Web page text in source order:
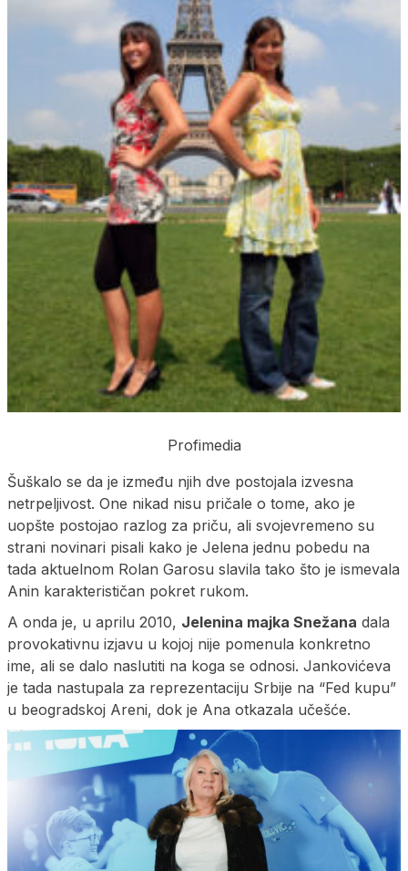
Profimedia
Šuškalo se da je između njih dve postojala izvesna
netrpeljivost. One nikad nisu pričale o tome, ako je
uopšte postojao razlog za priču, ali svojevremeno su
strani novinari pisali kako je Jelena jednu pobedu na
tada aktuelnom Rolan Garosu slavila tako što je ismevala
Anin karakterističan pokret rukom.
A onda je, u aprilu 2010, Jelenina majka Snežana dala
provokativnu izjavu u kojoj nije pomenula konkretno
ime, ali se dalo naslutiti na koga se odnosi. Jankovićeva
je tada nastupala za reprezentaciju Srbije na “Fed kupu”
u beogradskoj Areni, dok je Ana otkazala učešće.